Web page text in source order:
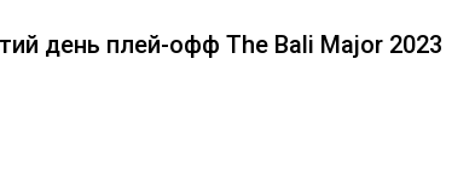
день плей-офф The Bali Major 2023